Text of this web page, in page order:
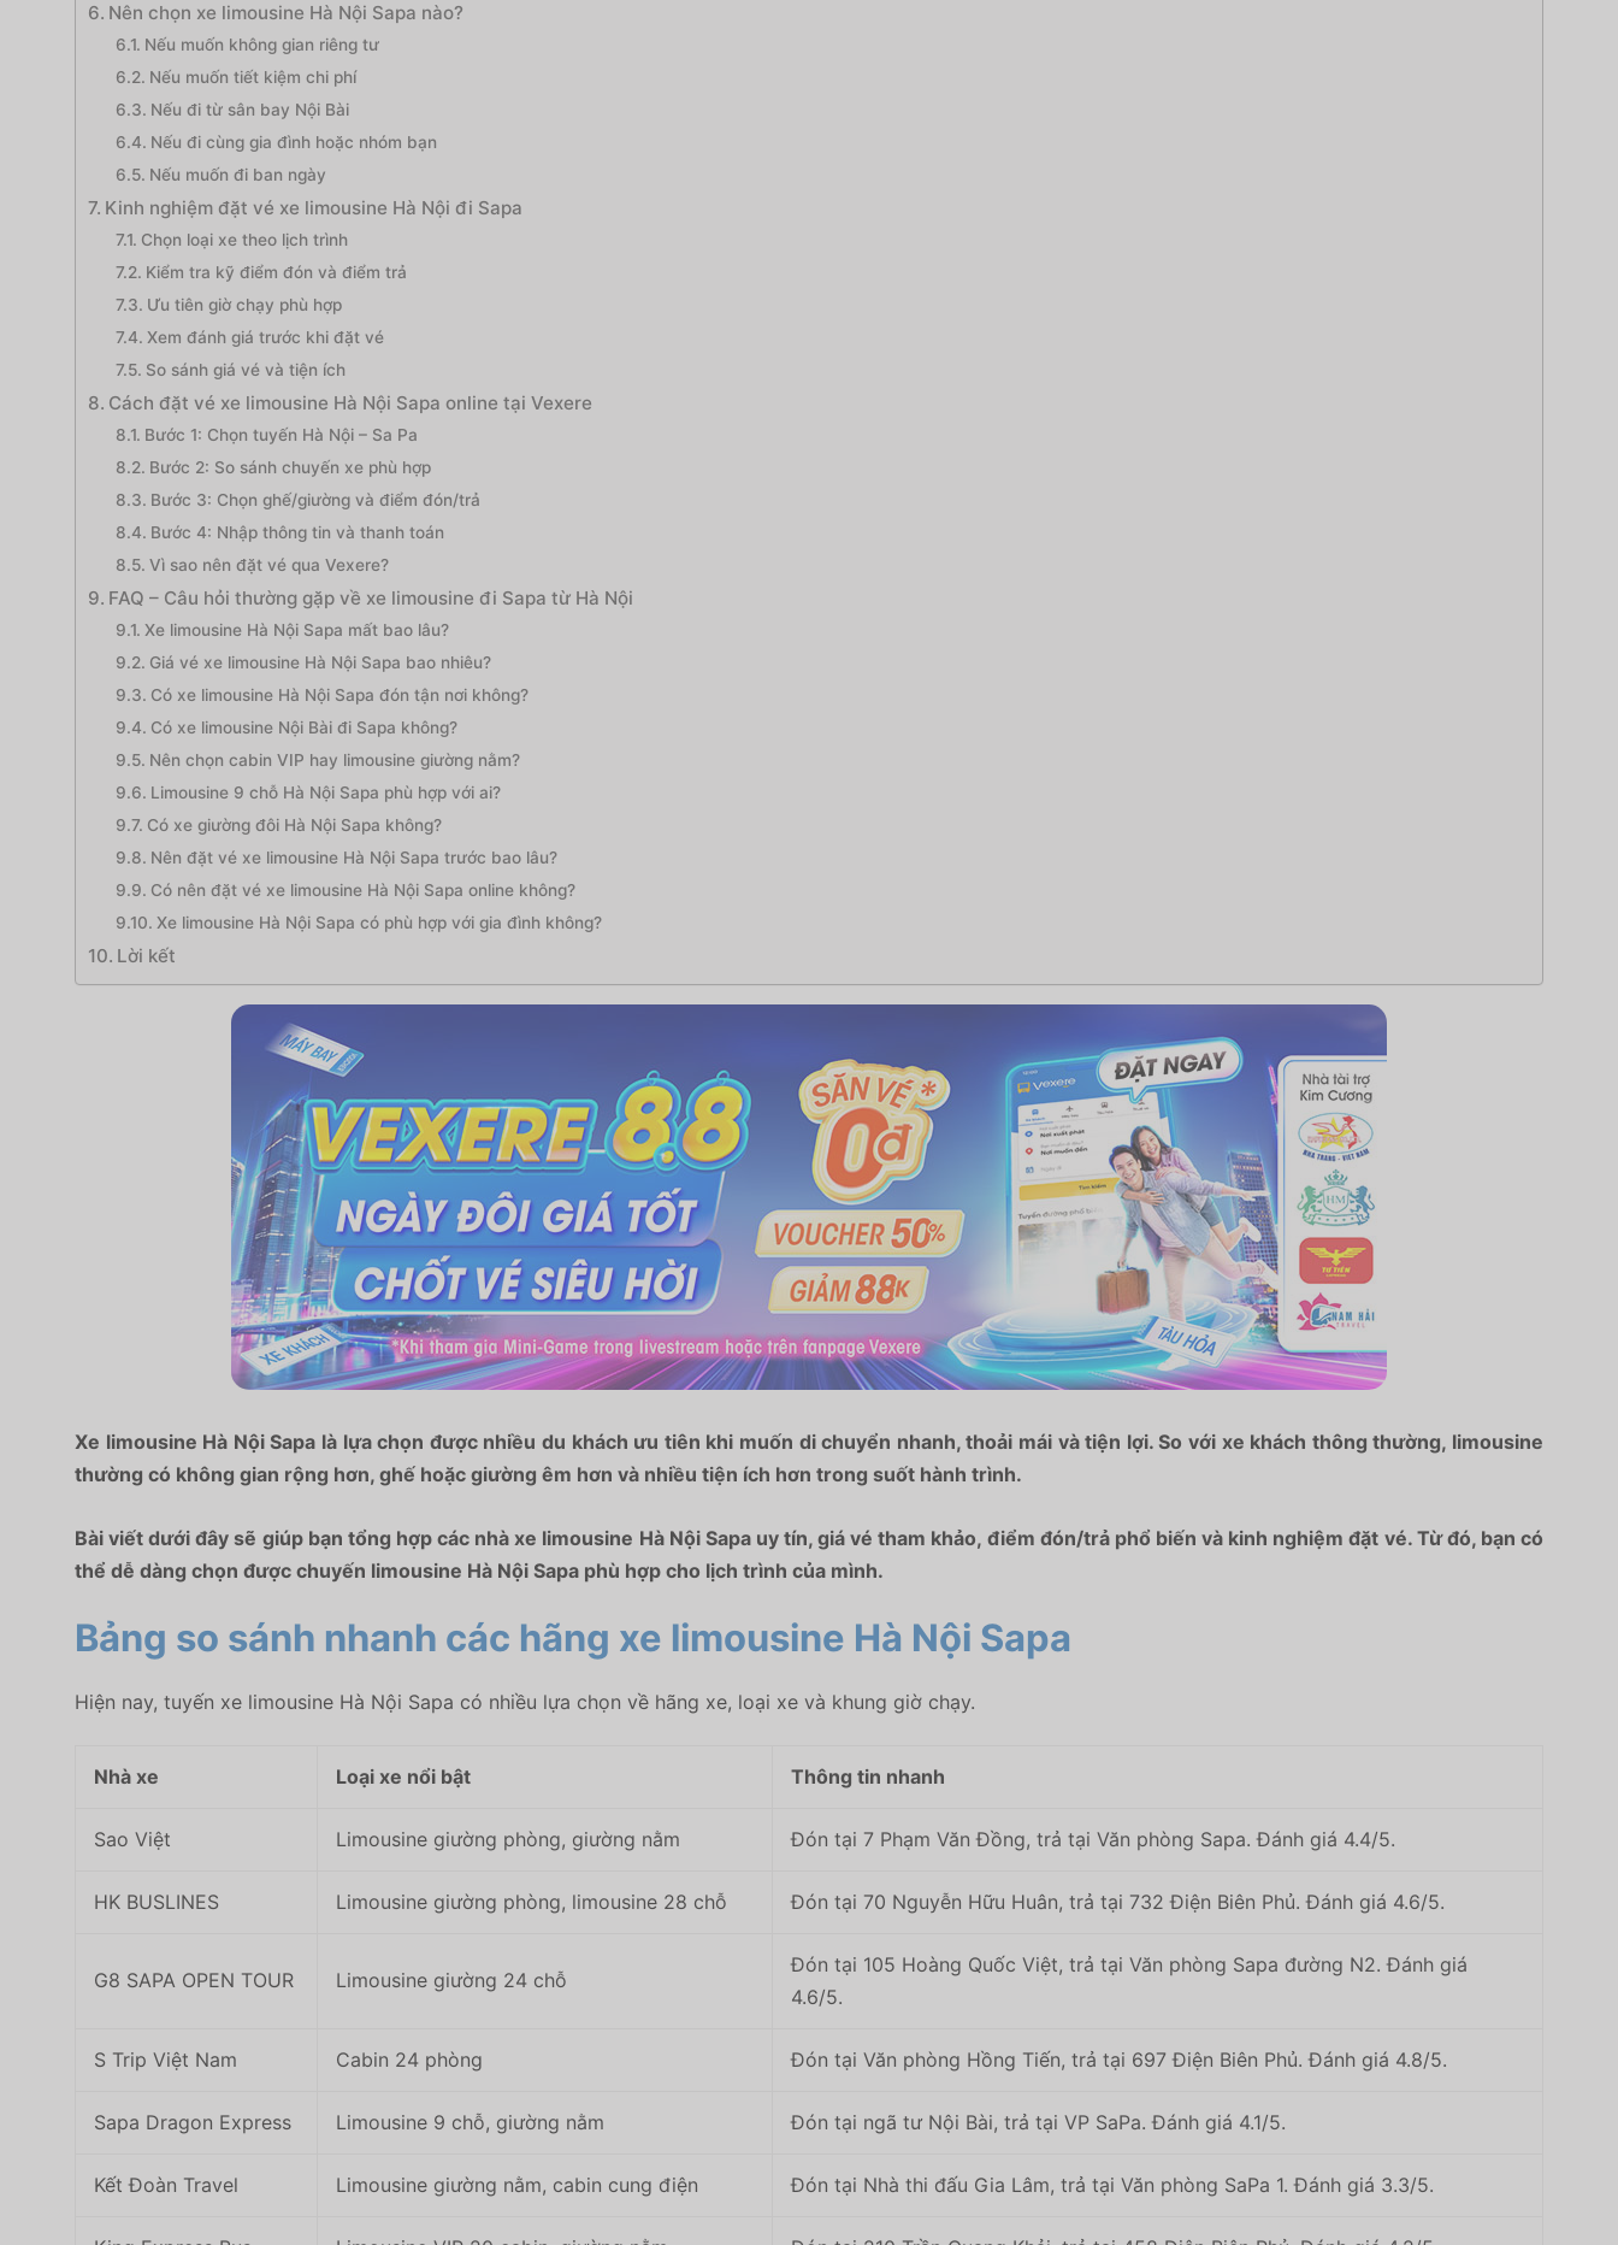
Nên chọn xe limousine Hà Nội Sapa nào?
Nếu muốn không gian riêng tư
Nếu muốn tiết kiệm chi phí
Nếu đi từ sân bay Nội Bài
Nếu đi cùng gia đình hoặc nhóm bạn
Nếu muốn đi ban ngày
Kinh nghiệm đặt vé xe limousine Hà Nội đi Sapa
Chọn loại xe theo lịch trình
Kiểm tra kỹ điểm đón và điểm trả
Ưu tiên giờ chạy phù hợp
Xem đánh giá trước khi đặt vé
So sánh giá vé và tiện ích
Cách đặt vé xe limousine Hà Nội Sapa online tại Vexere
Bước 1: Chọn tuyến Hà Nội – Sa Pa
Bước 2: So sánh chuyến xe phù hợp
Bước 3: Chọn ghế/giường và điểm đón/trả
Bước 4: Nhập thông tin và thanh toán
Vì sao nên đặt vé qua Vexere?
FAQ – Câu hỏi thường gặp về xe limousine đi Sapa từ Hà Nội
Xe limousine Hà Nội Sapa mất bao lâu?
Giá vé xe limousine Hà Nội Sapa bao nhiêu?
Có xe limousine Hà Nội Sapa đón tận nơi không?
Có xe limousine Nội Bài đi Sapa không?
Nên chọn cabin VIP hay limousine giường nằm?
Limousine 9 chỗ Hà Nội Sapa phù hợp với ai?
Có xe giường đôi Hà Nội Sapa không?
Nên đặt vé xe limousine Hà Nội Sapa trước bao lâu?
Có nên đặt vé xe limousine Hà Nội Sapa online không?
Xe limousine Hà Nội Sapa có phù hợp với gia đình không?
Lời kết
Xe limousine Hà Nội Sapa là lựa chọn được nhiều du khách ưu tiên khi muốn di chuyển nhanh, thoải mái và tiện lợi. So với xe khách thông thường, limousine
thường có không gian rộng hơn, ghế hoặc giường êm hơn và nhiều tiện ích hơn trong suốt hành trình.
Bài viết dưới đây sẽ giúp bạn tổng hợp các nhà xe limousine Hà Nội Sapa uy tín, giá vé tham khảo, điểm đón/trả phổ biến và kinh nghiệm đặt vé. Từ đó, bạn có
thể dễ dàng chọn được chuyến limousine Hà Nội Sapa phù hợp cho lịch trình của mình.
Bảng so sánh nhanh các hãng xe limousine Hà Nội Sapa
Hiện nay, tuyến xe limousine Hà Nội Sapa có nhiều lựa chọn về hãng xe, loại xe và khung giờ chạy.
Nhà xe Loại xe nổi bật Thông tin nhanh
Sao Việt Limousine giường phòng, giường nằm Đón tại 7 Phạm Văn Đồng, trả tại Văn phòng Sapa. Đánh giá 4.4/5.
HK BUSLINES Limousine giường phòng, limousine 28 chỗ Đón tại 70 Nguyễn Hữu Huân, trả tại 732 Điện Biên Phủ. Đánh giá 4.6/5.
G8 SAPA OPEN TOUR Limousine giường 24 chỗ
Đón tại 105 Hoàng Quốc Việt, trả tại Văn phòng Sapa đường N2. Đánh giá
4.6/5.
S Trip Việt Nam Cabin 24 phòng Đón tại Văn phòng Hồng Tiến, trả tại 697 Điện Biên Phủ. Đánh giá 4.8/5.
Sapa Dragon Express Limousine 9 chỗ, giường nằm Đón tại ngã tư Nội Bài, trả tại VP SaPa. Đánh giá 4.1/5.
Kết Đoàn Travel Limousine giường nằm, cabin cung điện Đón tại Nhà thi đấu Gia Lâm, trả tại Văn phòng SaPa 1. Đánh giá 3.3/5.